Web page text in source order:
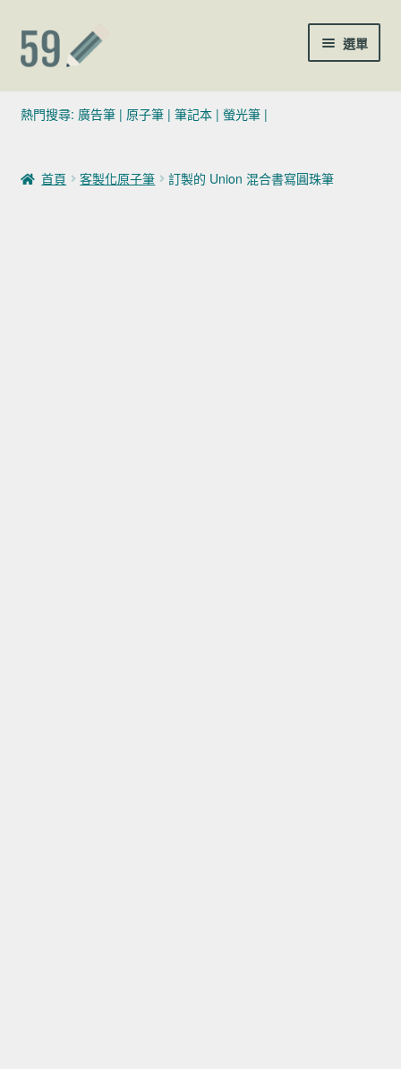
跳至導覽列
跳至主要內容 選單
(02)7729-4140
聯絡我們
熱門搜尋: 廣告筆| 原子筆| 筆記本| 螢光筆|
首頁 客製化原子筆 訂製的 Union 混合書寫圓珠筆